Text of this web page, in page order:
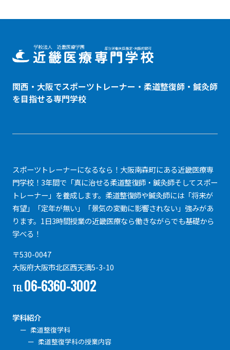
関西・大阪でスポーツトレーナー・ 柔道整復師 ・鍼灸師
を目指せる専門学校
スポーツトレーナーになるなら！大阪南森町にある近畿医療専
門学校！3年間で「真に治せる柔道整復師・鍼灸師そしてスポー
トレーナー」を養成します。柔道整復師や鍼灸師には「将来が
有望」「定年が無い」「景気の変動に影響されない」強みがあ
ります。1日3時間授業の近畿医療なら働きながらでも基礎から
学べる！
〒530-0047
大阪府大阪市北区西天満5-3-10
TEL06-6360-3002
学科紹介
柔道整復学科
柔道整復学科の授業内容